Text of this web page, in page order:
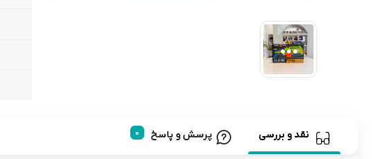
نقد و بررسی پرسش و پاسخ